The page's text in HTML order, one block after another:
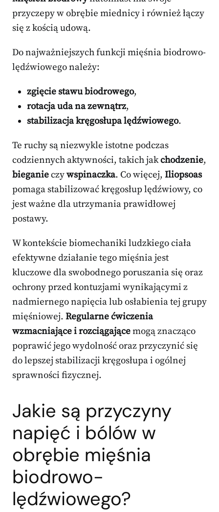
przyczepy w obrębie miednicy i również łączy
się z kością udową.
Do najważniejszych funkcji mięśnia biodrowo-
lędźwiowego należy:
zgięcie stawu biodrowego,
rotacja uda na zewnątrz,
stabilizacja kręgosłupa lędźwiowego.
Te ruchy są niezwykle istotne podczas
codziennych aktywności, takich jakchodzenie,
bieganieczywspinaczka. Co więcej, Iliopsoas
pomaga stabilizować kręgosłup lędźwiowy, co
jest ważne dla utrzymania prawidłowej
postawy.
W kontekście biomechaniki ludzkiego ciała
efektywne działanie tego mięśnia jest
kluczowe dla swobodnego poruszania się oraz
ochrony przed kontuzjami wynikającymi z
nadmiernego napięcia lub osłabienia tej grupy
mięśniowej. Regularne ćwiczenia
wzmacniające i rozciągającemogą znacząco
poprawić jego wydolność oraz przyczynić się
do lepszej stabilizacji kręgosłupa i ogólnej
sprawności fizycznej.
Jakie są przyczyny
napięć i bólów w
obrębie mięśnia
biodrowo-
lędźwiowego?